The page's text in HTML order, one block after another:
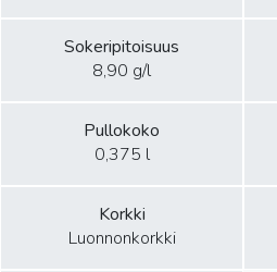
Sokeripitoisuus
8,90 g/l
Pullokoko
0,375 l
Korkki
Luonnonkorkki